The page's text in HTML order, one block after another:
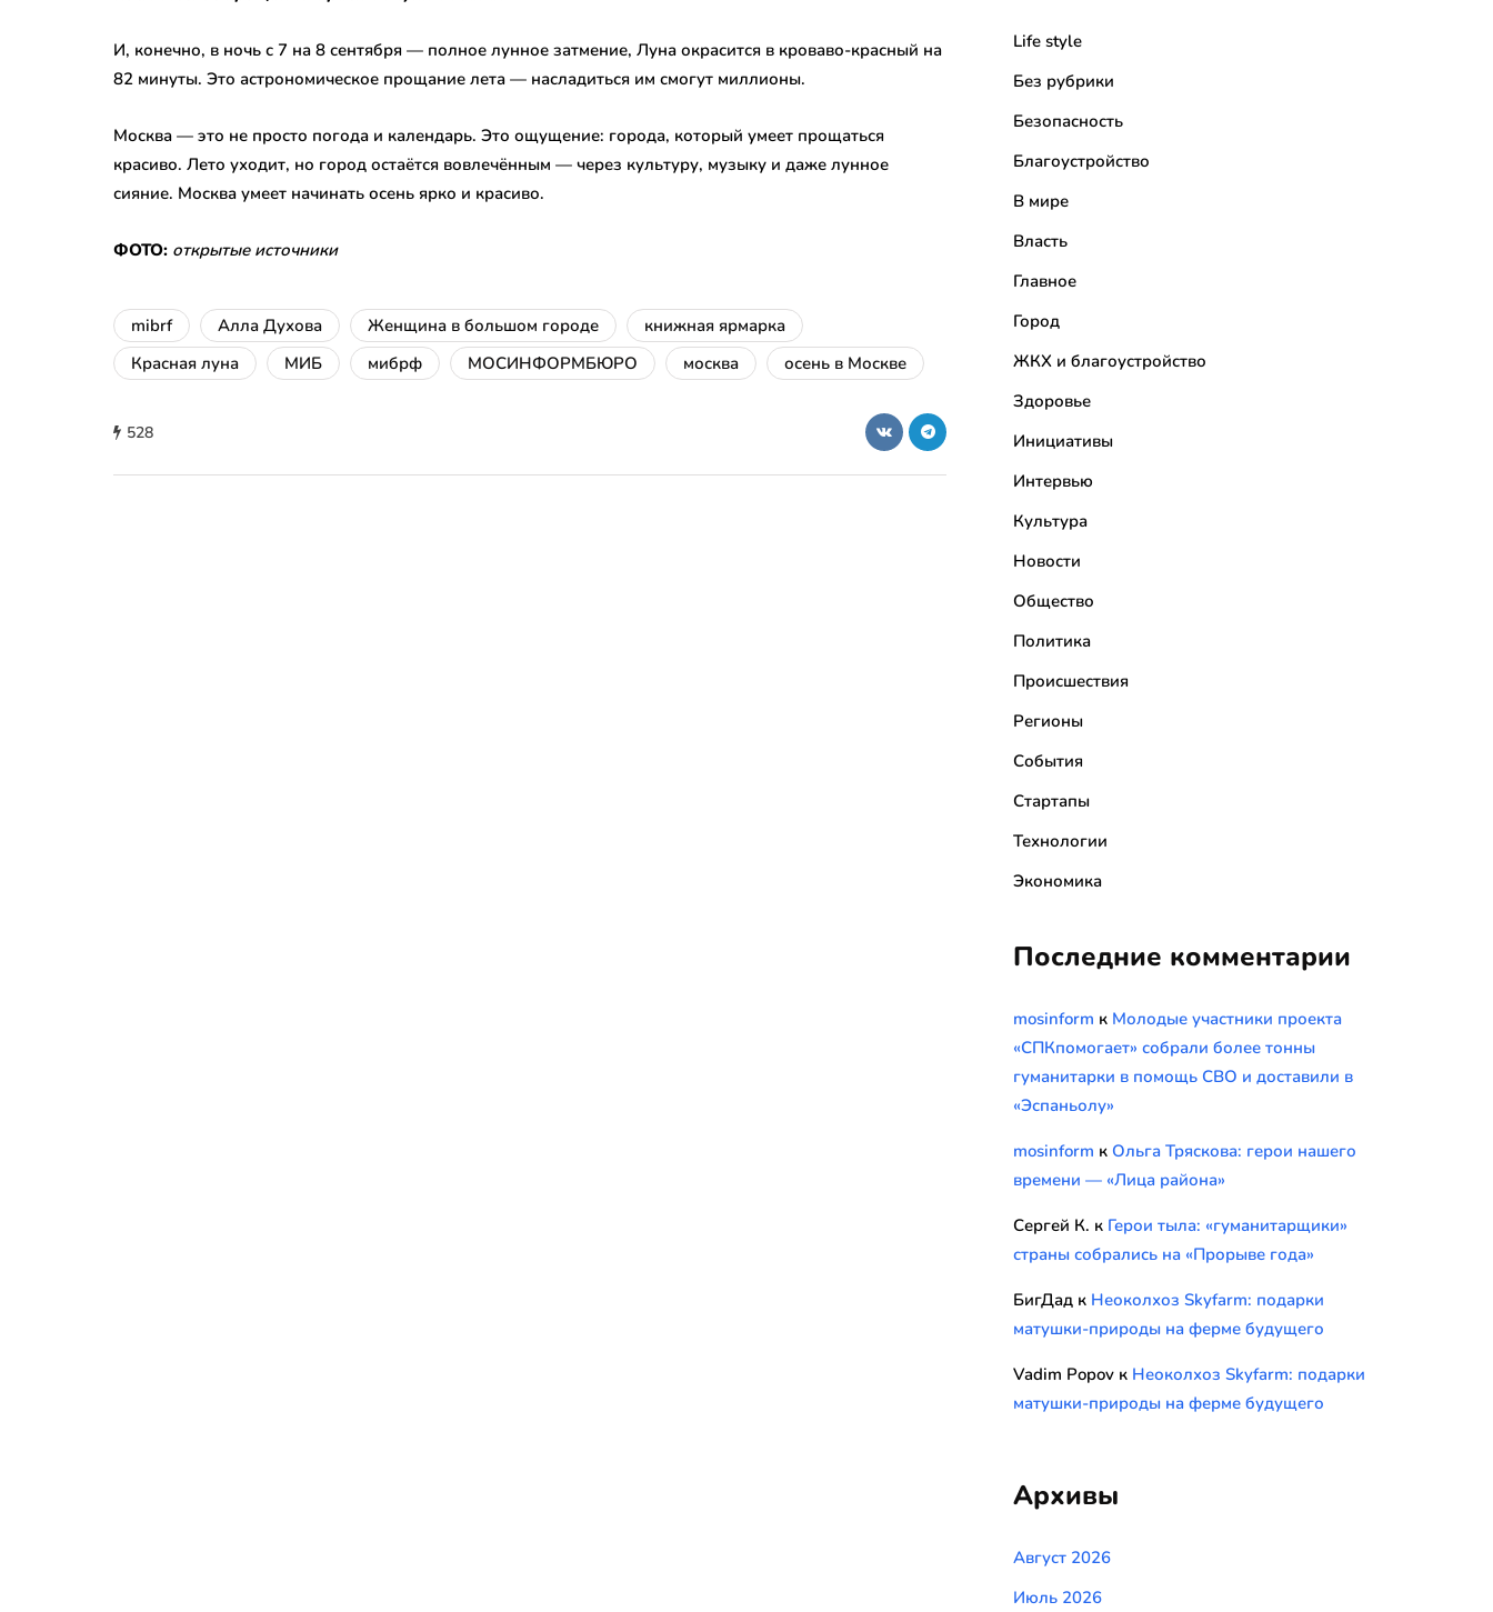
И, конечно, в ночь с 7 на 8 сентября — полное лунное затмение, Луна окрасится в кроваво-красный на
82 минуты. Это астрономическое прощание лета — насладиться им смогут миллионы.
Москва — это не просто погода и календарь. Это ощущение: города, который умеет прощаться
красиво. Лето уходит, но город остаётся вовлечённым — через культуру, музыку и даже лунное
сияние. Москва умеет начинать осень ярко и красиво.
ФОТО: открытые источники
mibrf Алла Духова Женщина в большом городе
книжная ярмарка
Красная луна
МИБ мибрф МОСИНФОРМБЮРО москва осень в Москве
528
Life style
Без рубрики
Безопасность
Благоустройство
В мире
Власть
Главное
Город
ЖКХ и благоустройство
Здоровье
Инициативы
Интервью
Культура
Новости
Общество
Политика
Происшествия
Регионы
События
Стартапы
Технологии
Экономика
Последние комментарии
mosinform к Молодые участники проекта
«СПКпомогает» собрали более тонны
гуманитарки в помощь СВО и доставили в
«Эспаньолу»
mosinform к Ольга Тряскова: герои нашего
времени — «Лица района»
Сергей К. к Герои тыла: «гуманитарщики»
страны собрались на «Прорыве года»
БигДад к Неоколхоз Skyfarm: подарки
матушки-природы на ферме будущего
Vadim Popov к Неоколхоз Skyfarm: подарки
матушки-природы на ферме будущего
Архивы
Август 2026
Июль 2026